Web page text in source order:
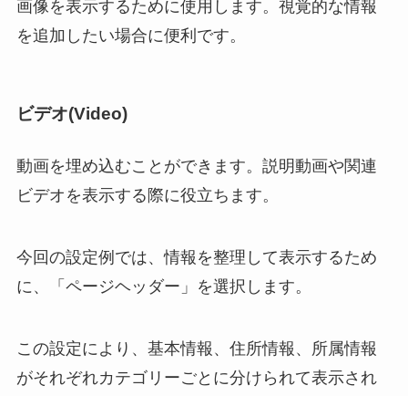
画像を表示するために使用します。視覚的な情報
を追加したい場合に便利です。
ビデオ(Video)
動画を埋め込むことができます。説明動画や関連
ビデオを表示する際に役立ちます。
今回の設定例では、情報を整理して表示するため
に、「ページヘッダー」を選択します。
この設定により、基本情報、住所情報、所属情報
がそれぞれカテゴリーごとに分けられて表示され